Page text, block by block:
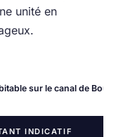
unité en
sur le canal de
INDICATIF